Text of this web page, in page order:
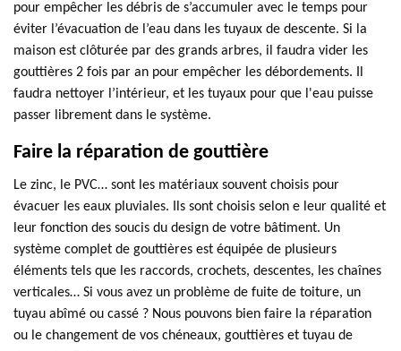
pour empêcher les débris de s’accumuler avec le temps pour
éviter l’évacuation de l’eau dans les tuyaux de descente. Si la
maison est clôturée par des grands arbres, il faudra vider les
gouttières 2 fois par an pour empêcher les débordements. Il
faudra nettoyer l’intérieur, et les tuyaux pour que l'eau puisse
passer librement dans le système.
Faire la réparation de gouttière
Le zinc, le PVC… sont les matériaux souvent choisis pour
évacuer les eaux pluviales. Ils sont choisis selon e leur qualité et
leur fonction des soucis du design de votre bâtiment. Un
système complet de gouttières est équipée de plusieurs
éléments tels que les raccords, crochets, descentes, les chaînes
verticales… Si vous avez un problème de fuite de toiture, un
tuyau abîmé ou cassé ? Nous pouvons bien faire la réparation
ou le changement de vos chéneaux, gouttières et tuyau de